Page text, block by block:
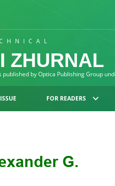
ZHURNAL
by Optica Publishing Group
FOR READERS
G.